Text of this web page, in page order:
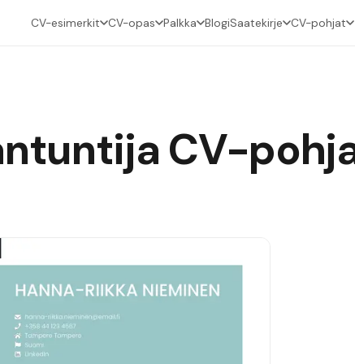
CV-esimerkit CV-opas Palkka BlogiSaatekirje CV-pohjat
CV-